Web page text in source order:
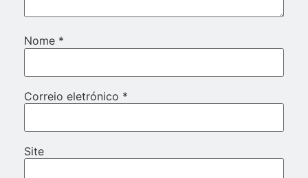
Nome *
Correio eletrónico *
Site